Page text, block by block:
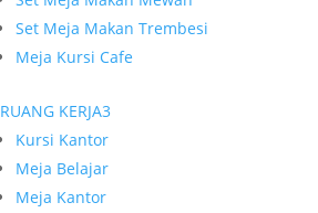
Set Meja Makan Trembesi
Meja Kursi Cafe
RUANG KERJA3
Kursi Kantor
Meja Belajar
Meja Kantor